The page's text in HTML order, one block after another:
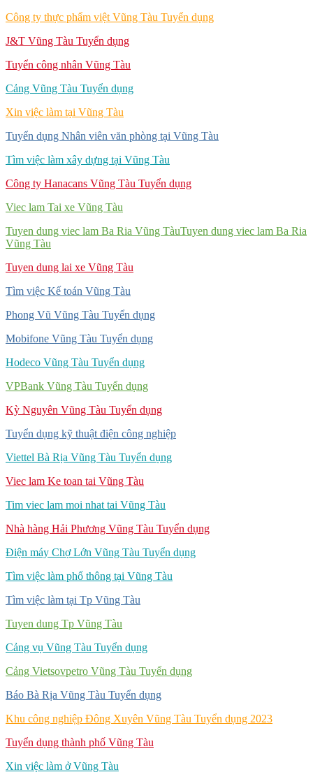
Công ty thực phẩm việt Vũng Tàu Tuyển dụng
J&T Vũng Tàu Tuyển dụng
Tuyển công nhân Vũng Tàu
Cảng Vũng Tàu Tuyển dụng
Xin việc làm tại Vũng Tàu
Tuyển dụng Nhân viên văn phòng tại Vũng Tàu
Tìm việc làm xây dựng tại Vũng Tàu
Công ty Hanacans Vũng Tàu Tuyển dụng
Viec lam Tai xe Vũng Tàu
Tuyen dung viec lam Ba Ria Vũng TàuTuyen dung viec lam Ba Ria
Vũng Tàu
Tuyen dung lai xe Vũng Tàu
Tìm việc Kế toán Vũng Tàu
Phong Vũ Vũng Tàu Tuyển dụng
Mobifone Vũng Tàu Tuyển dụng
Hodeco Vũng Tàu Tuyển dụng
VPBank Vũng Tàu Tuyển dụng
Kỳ Nguyên Vũng Tàu Tuyển dụng
Tuyển dụng kỹ thuật điện công nghiệp
Viettel Bà Rịa Vũng Tàu Tuyển dụng
Viec lam Ke toan tai Vũng Tàu
Tim viec lam moi nhat tai Vũng Tàu
Nhà hàng Hải Phương Vũng Tàu Tuyển dụng
Điện máy Chợ Lớn Vũng Tàu Tuyển dụng
Tìm việc làm phổ thông tại Vũng Tàu
Tìm việc làm tại Tp Vũng Tàu
Tuyen dung Tp Vũng Tàu
Cảng vụ Vũng Tàu Tuyển dụng
Cảng Vietsovpetro Vũng Tàu Tuyển dụng
Báo Bà Rịa Vũng Tàu Tuyển dụng
Khu công nghiệp Đông Xuyên Vũng Tàu Tuyển dụng 2023
Tuyển dụng thành phố Vũng Tàu
Xin việc làm ở Vũng Tàu